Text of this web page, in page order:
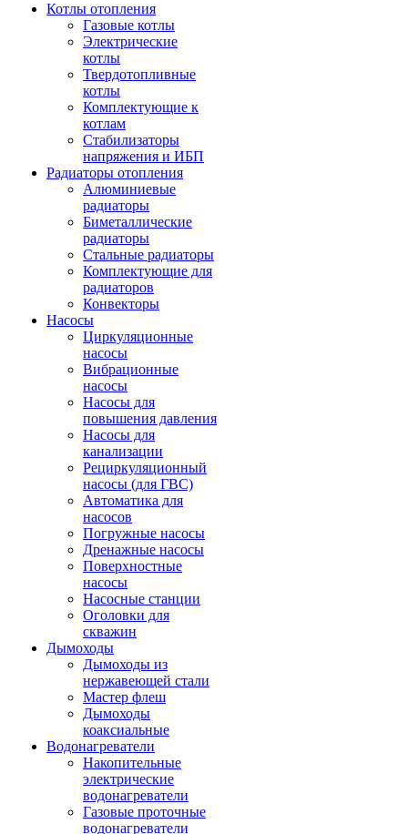
Котлы отопления
Газовые котлы
Электрические
котлы
Твердотопливные
котлы
Комплектующие к
котлам
Стабилизаторы
напряжения и ИБП
Радиаторы отопления
Алюминиевые
радиаторы
Биметаллические
радиаторы
Стальные радиаторы
Комплектующие для
радиаторов
Конвекторы
Насосы
Циркуляционные
насосы
Вибрационные
насосы
Насосы для
повышения давления
Насосы для
канализации
Рециркуляционный
насосы (для ГВС)
Автоматика для
насосов
Погружные насосы
Дренажные насосы
Поверхностные
насосы
Насосные станции
Оголовки для
скважин
Дымоходы
Дымоходы из
нержавеющей стали
Мастер флеш
Дымоходы
коаксиальные
Водонагреватели
Накопительные
электрические
водонагреватели
Газовые проточные
водонагреватели